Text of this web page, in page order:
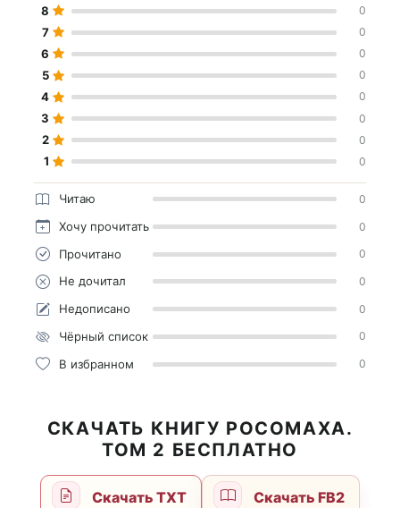
8 0
7 0
6 0
5 0
4 0
3 0
2 0
1 0
Читаю 0
Хочу прочитать 0
Прочитано 0
Не дочитал 0
Недописано 0
Чёрный список 0
В избранном 0
СКАЧАТЬ КНИГУ РОСОМАХА.
ТОМ 2 БЕСПЛАТНО
Скачать TXT Скачать FB2